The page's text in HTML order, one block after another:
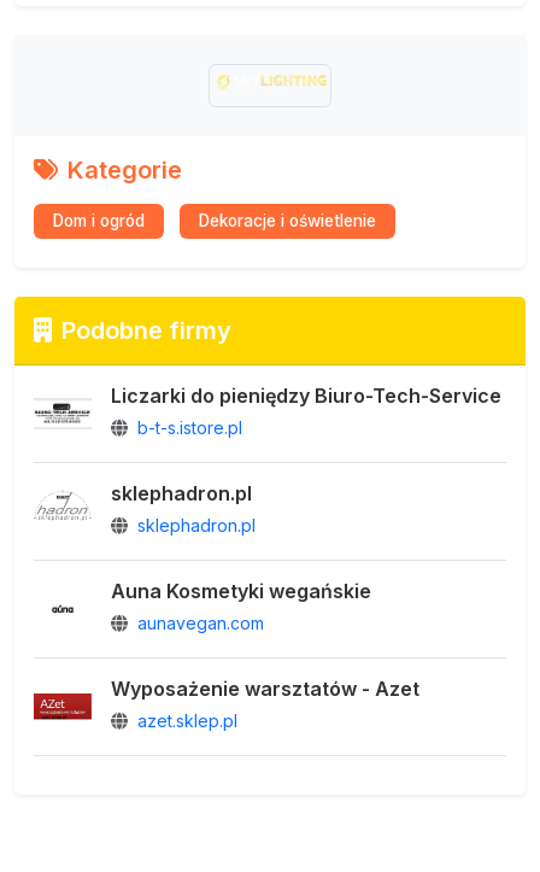
Kategorie
Dom i ogród Dekoracje i oświetlenie
Podobne firmy
Liczarki do pieniędzy Biuro-Tech-Service
b-t-s.istore.pl
sklephadron.pl
sklephadron.pl
Auna Kosmetyki wegańskie
aunavegan.com
Wyposażenie warsztatów - Azet
azet.sklep.pl